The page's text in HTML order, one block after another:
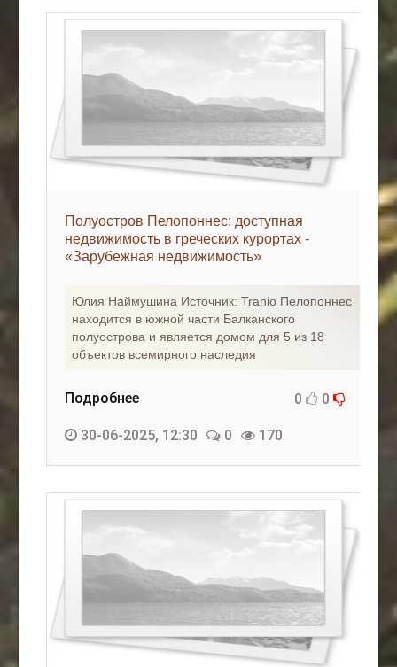
Полуостров Пелопоннес: доступная
недвижимость в греческих курортах -
«Зарубежная недвижимость»
Юлия Наймушина Источник: Tranio Пелопоннес
находится в южной части Балканского
полуострова и является домом для 5 из 18
объектов всемирного наследия
Подробнее 0 0
30-06-2025, 12:30 0 170